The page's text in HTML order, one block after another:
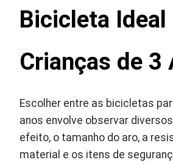
Bicicleta Ideal
Crianças de 3
Escolher entre as bicicletas
anos envolve observar
efeito, o tamanho do aro, a
material e os itens de